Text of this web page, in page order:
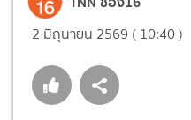
2 มิถุนายน 2569 ( 10:40 )